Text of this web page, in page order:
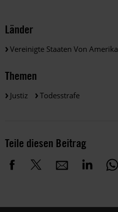
Länder
Vereinigte Staaten Von Amerika
Themen
Justiz Todesstrafe
Teile diesen Beitrag